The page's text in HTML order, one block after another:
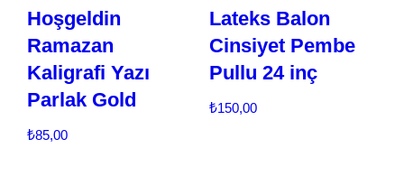
Hoşgeldin
Ramazan
Kaligrafi Yazı
Parlak Gold
₺85,00
Lateks Balon
Cinsiyet Pembe
Pullu 24 inç
₺150,00